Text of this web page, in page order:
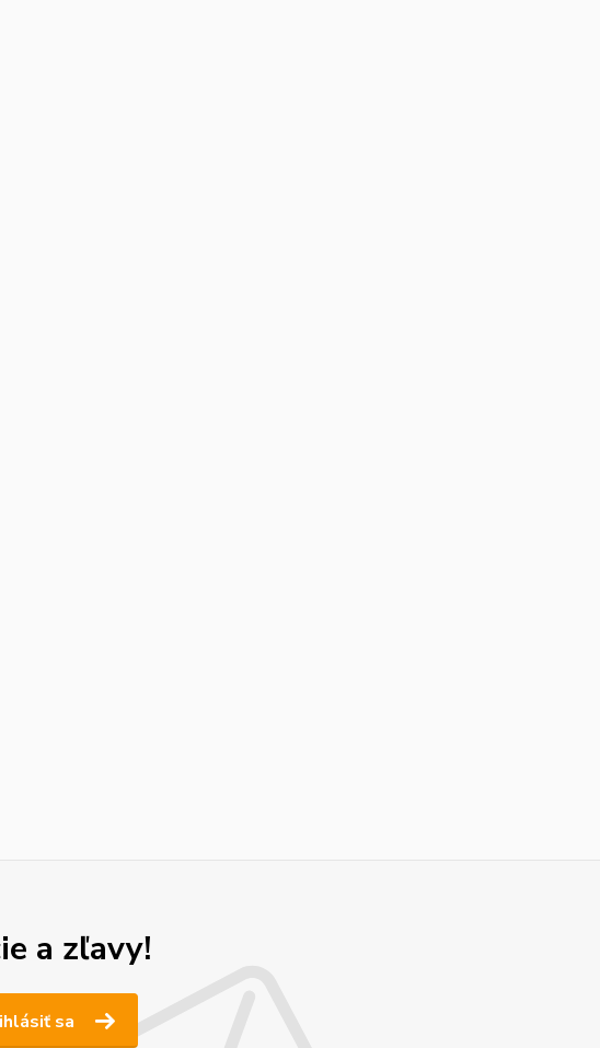
a zľavy!
sa